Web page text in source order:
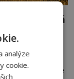
Co ukrývá
leží
ve své době
analýze
cookie.